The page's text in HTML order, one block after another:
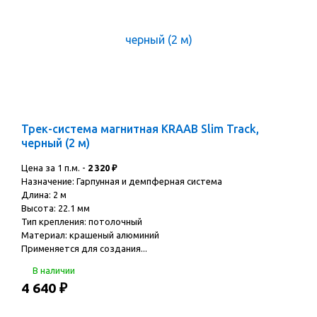
Трек-система магнитная KRAAB Slim Track,
черный (2 м)
Цена за 1 п.м. - 2 320 ₽
Назначение: Гарпунная и демпферная система
Длина: 2 м
Высота: 22.1 мм
Тип крепления: потолочный
Материал: крашеный алюминий
Применяется для создания...
В наличии
4 640 ₽